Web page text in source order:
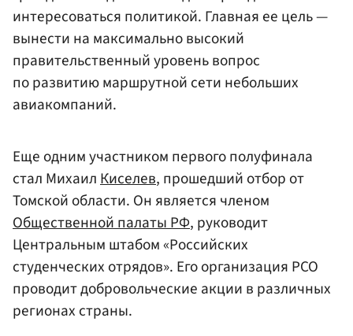
интересоваться политикой. Главная ее цель —
вынести на максимально высокий
правительственный уровень вопрос
по развитию маршрутной сети небольших
авиакомпаний.
Еще одним участником первого полуфинала
стал МихаилКиселев, прошедший отбор от
Томской области. Он является членом
Общественной палаты РФ, руководит
Центральным штабом «Российских
студенческих отрядов». Его организация РСО
проводит добровольческие акции в различных
регионах страны.